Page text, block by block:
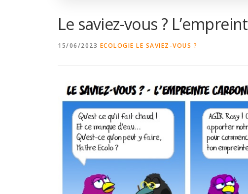
Le saviez-vous ?
15/06/2023 ECOLOGIE LE SAVIEZ-VOUS ?